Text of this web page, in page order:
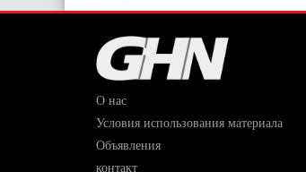
О нас
Условия использования материала
Объявления
контакт